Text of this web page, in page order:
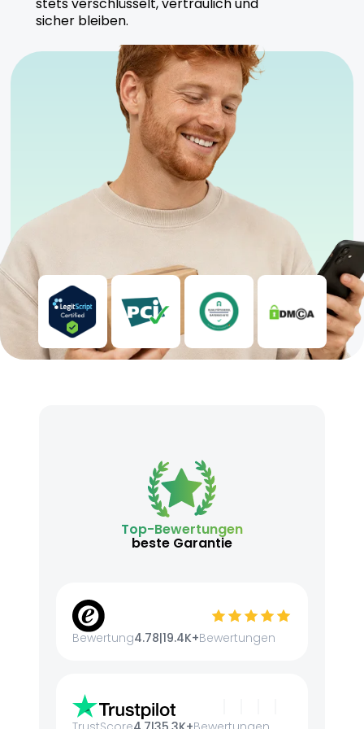
unter nachhaltigen Anbaumethoden hergestellt
werden.
Sicherheitshinweise
Für erfahrene Konsumenten geeignet.
Lagerung kühl und trocken.
Anwendung unter ärztlicher Aufsicht empfohlen.
stets verschlüsselt, vertraulich und
sicher bleiben.
Top-Bewertungen
beste Garantie
Bewertung4.78|19.4K+Bewertungen